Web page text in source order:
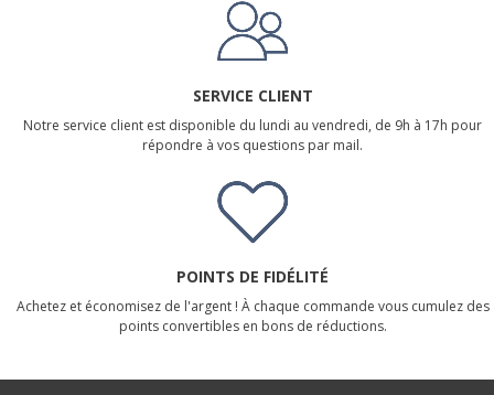
SERVICE CLIENT
Notre service client est disponible du lundi au vendredi, de 9h à 17h pour
répondre à vos questions par mail.
POINTS DE FIDÉLITÉ
Achetez et économisez de l'argent ! À chaque commande vous cumulez des
points convertibles en bons de réductions.